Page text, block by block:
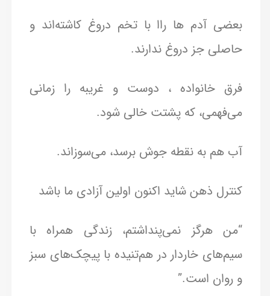
بعضی آدم‌ ‌ها راا با تخم دروغ کاشته‌اند و
حاصلی جز دروغ ندارند.
فرق خانواده ، دوست و غریبه را زمانی
می‌فهمی، که پشتت خالی شود.
آب هم به نقطه جوش برسد، می‌سوزاند.
کنترل ذهن شاید اکنون اولین آزادی ما باشد
“من هرگز نمی‌پنداشتم، زندگی همراه با
سیم‌های خاردار در هم‌تنیده با پیچک‌های سبز
و روان است.”